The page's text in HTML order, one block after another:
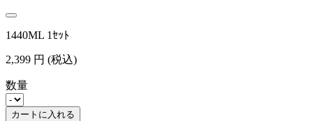
1440ML 1ｾｯﾄ
2,399 円 (税込)
数量
カートに入れる